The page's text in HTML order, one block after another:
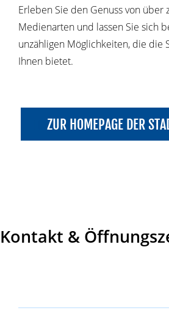
Erleben Sie den Genuss von über
Medienarten und lassen Sie sich
unzähligen Möglichkeiten, die die
Ihnen bietet.
ZUR HOMEPAGE DER
Kontakt &